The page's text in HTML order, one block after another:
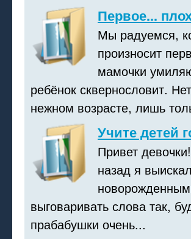
Первое...
Мы радуемся,
произносит
мамочки
ребёнок сквернословит.
нежном возрасте, лишь
Учите детей
Привет
назад я
выговаривать слова так,
прабабушки очень...